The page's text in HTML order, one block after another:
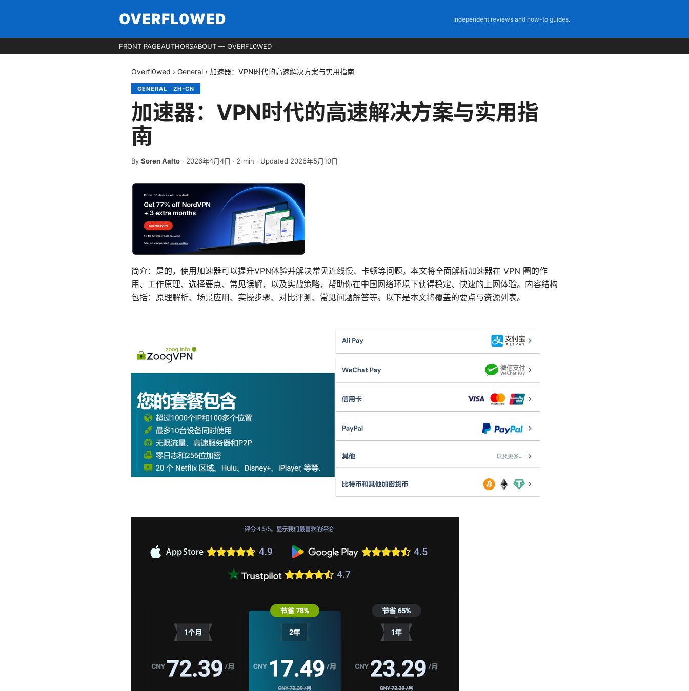
OVERFL0WED Independent reviews and how-to guides.
FRONT PAGEAUTHORSABOUT — OVERFL0WED
Overfl0wed › General › 加速器：VPN时代的高速解决方案与实用指南
GENERAL · ZH-CN
加速器：VPN时代的高速解决方案与实用指
南
By Soren Aalto · 2026年4月4日 · 2 min · Updated 2026年5月10日
简介：是的，使用加速器可以提升VPN体验并解决常见连线慢、卡顿等问题。本文将全面解析加速器在 VPN 圈的作
用、工作原理、选择要点、常见误解，以及实战策略，帮助你在中国网络环境下获得稳定、快速的上网体验。内容结构
包括：原理解析、场景应用、实操步骤、对比评测、常见问题解答等。以下是本文将覆盖的要点与资源列表。